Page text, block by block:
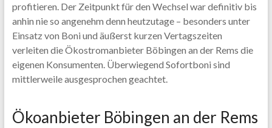
profitieren. Der Zeitpunkt für den Wechsel war definitiv bis
anhin nie so angenehm denn heutzutage – besonders unter
Einsatz von Boni und äußerst kurzen Vertagszeiten
verleiten die Ökostromanbieter Böbingen an der Rems die
eigenen Konsumenten. Überwiegend Sofortboni sind
mittlerweile ausgesprochen geachtet.
Ökoanbieter Böbingen an der Rems